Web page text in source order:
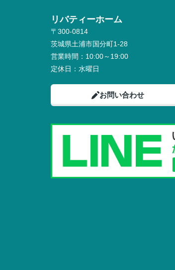
リバティーホーム
〒300-0814
茨城県土浦市国分町1-28
営業時間： 10:00～19:00
定休日： 水曜日
お問い合わせ